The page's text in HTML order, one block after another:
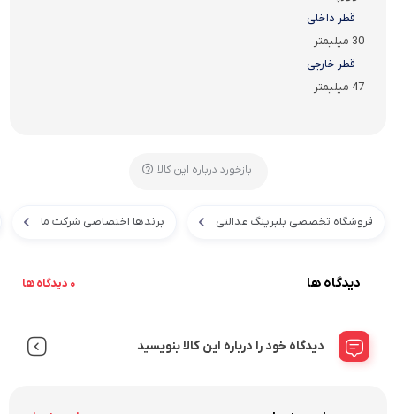
قطر داخلی
30 میلیمتر
قطر خارجی
47 میلیمتر
بازخورد درباره این کالا
فروشگاه تخصصی بلبرینگ عدالتی برندها اختصاصی شرکت ما
دیدگاه ها 0 دیدگاه ها
دیدگاه خود را درباره این کالا بنویسید